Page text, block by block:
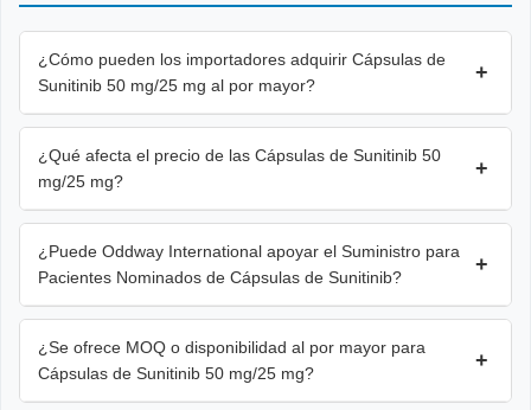
¿Cómo pueden los importadores adquirir Cápsulas de
Sunitinib 50 mg/25 mg al por mayor?
+
¿Qué afecta el precio de las Cápsulas de Sunitinib 50
mg/25 mg?
+
¿Puede Oddway International apoyar el Suministro para
Pacientes Nominados de Cápsulas de Sunitinib?
+
¿Se ofrece MOQ o disponibilidad al por mayor para
Cápsulas de Sunitinib 50 mg/25 mg?
+